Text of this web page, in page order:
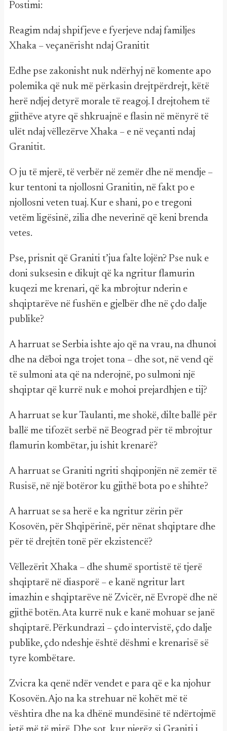
Postimi:
Reagim ndaj shpifjeve e fyerjeve ndaj familjes
Xhaka – veçanërisht ndaj Granitit
Edhe pse zakonisht nuk ndërhyj në komente apo
polemika që nuk më përkasin drejtpërdrejt, këtë
herë ndjej detyrë morale të reagoj. I drejtohem të
gjithëve atyre që shkruajnë e flasin në mënyrë të
ulët ndaj vëllezërve Xhaka – e në veçanti ndaj
Granitit.
O ju të mjerë, të verbër në zemër dhe në mendje –
kur tentoni ta njollosni Granitin, në fakt po e
njollosni veten tuaj. Kur e shani, po e tregoni
vetëm ligësinë, zilia dhe neverinë që keni brenda
vetes.
Pse, prisnit që Graniti t’jua falte lojën? Pse nuk e
doni suksesin e dikujt që ka ngritur flamurin
kuqezi me krenari, që ka mbrojtur nderin e
shqiptarëve në fushën e gjelbër dhe në çdo dalje
publike?
A harruat se Serbia ishte ajo që na vrau, na dhunoi
dhe na dëboi nga trojet tona – dhe sot, në vend që
të sulmoni ata që na nderojnë, po sulmoni një
shqiptar që kurrë nuk e mohoi prejardhjen e tij?
A harruat se kur Taulanti, me shokë, dilte ballë për
ballë me tifozët serbë në Beograd për të mbrojtur
flamurin kombëtar, ju ishit krenarë?
A harruat se Graniti ngriti shqiponjën në zemër të
Rusisë, në një botëror ku gjithë bota po e shihte?
A harruat se sa herë e ka ngritur zërin për
Kosovën, për Shqipërinë, për nënat shqiptare dhe
për të drejtën tonë për ekzistencë?
Vëllezërit Xhaka – dhe shumë sportistë të tjerë
shqiptarë në diasporë – e kanë ngritur lart
imazhin e shqiptarëve në Zvicër, në Evropë dhe në
gjithë botën. Ata kurrë nuk e kanë mohuar se janë
shqiptarë. Përkundrazi – çdo intervistë, çdo dalje
publike, çdo ndeshje është dëshmi e krenarisë së
tyre kombëtare.
Zvicra ka qenë ndër vendet e para që e ka njohur
Kosovën. Ajo na ka strehuar në kohët më të
vështira dhe na ka dhënë mundësinë të ndërtojmë